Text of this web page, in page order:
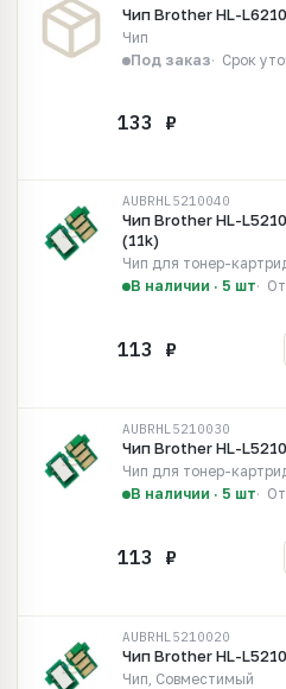
Чип Brother HL-
Чип
Под заказ
Срок
AUBRHL5210040
Чип Brother HL-
(11k)
Чип для тонер-
В наличии · 5 шт
AUBRHL5210030
Чип Brother HL-
Чип для тонер-
В наличии · 5 шт
AUBRHL5210020
Чип Brother HL-
Чип, Совместимый